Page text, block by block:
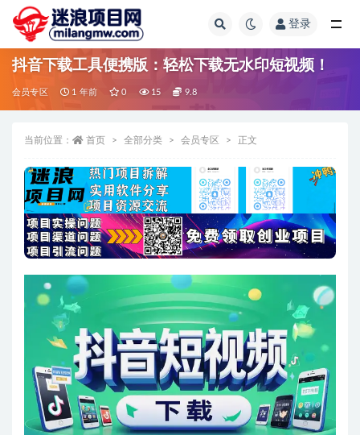
登录
抖音下载工具便携版：轻松下载无水印短视频！
会员专区 1 年前 0 15 9.8
当前位置： 首页 全部分类 会员专区 正文
全部